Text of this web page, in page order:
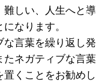
しい、
人生へと導
なります。
な言葉を繰り返し発
たネガティブな言葉
置くことをお勧めし